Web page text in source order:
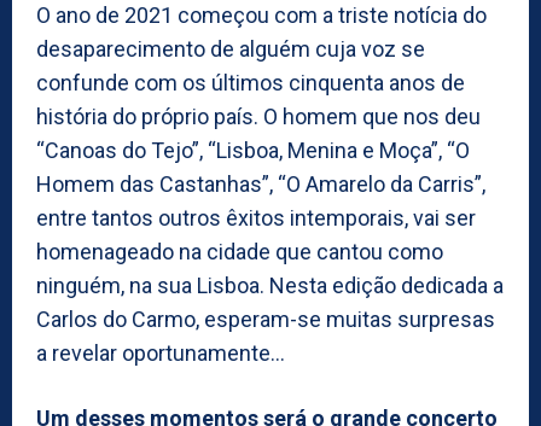
O ano de 2021 começou com a triste notícia do
desaparecimento de alguém cuja voz se
confunde com os últimos cinquenta anos de
história do próprio país. O homem que nos deu
“Canoas do Tejo”, “Lisboa, Menina e Moça”, “O
Homem das Castanhas”, “O Amarelo da Carris”,
entre tantos outros êxitos intemporais, vai ser
homenageado na cidade que cantou como
ninguém, na sua Lisboa. Nesta edição dedicada a
Carlos do Carmo, esperam-se muitas surpresas
a revelar oportunamente…
Um desses momentos será o grande concerto